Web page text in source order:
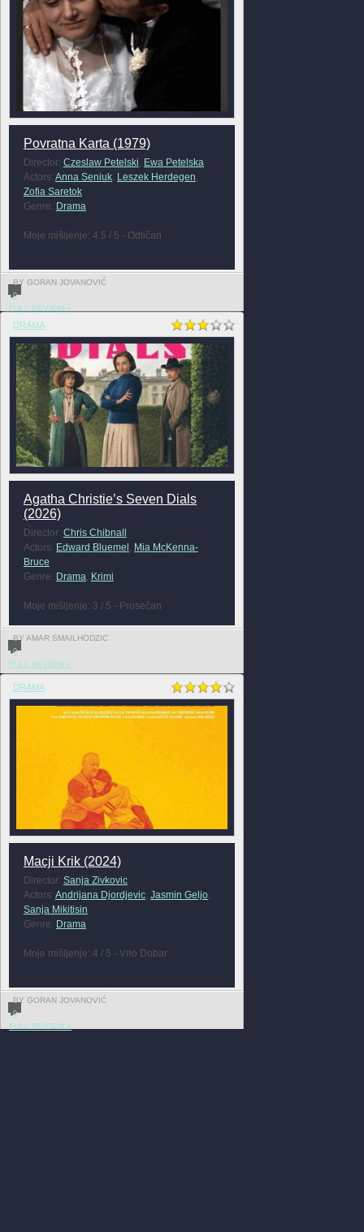
Povratna Karta (1979)
Director: Czeslaw Petelski Ewa Petelska
Actors: Anna Seniuk, Leszek Herdegen
Zofia Saretok
Genre: Drama
Moje mišljenje: 4.5 / 5 - Odličan
BY GORAN JOVANOVIĆ
0
FULL REVIEW »
DRAMA
Agatha Christie’s Seven Dials
(2026)
Director: Chris Chibnall
Actors: Edward Bluemel Mia McKenna-
Bruce
Genre: Drama Krimi
Moje mišljenje: 3 / 5 - Prosečan
BY AMAR SMAILHODZIC
0
FULL REVIEW »
DRAMA
Macji Krik (2024)
Director: Sanja Zivkovic
Actors: Andrijana Djordjevic, Jasmin Geljo,
Sanja Mikitisin
Genre: Drama
Moje mišljenje: 4 / 5 - Vrlo Dobar
BY GORAN JOVANOVIĆ
0
FULL REVIEW »